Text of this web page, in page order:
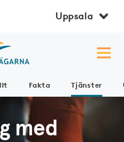
Uppsala
Fakta Tjänster
med